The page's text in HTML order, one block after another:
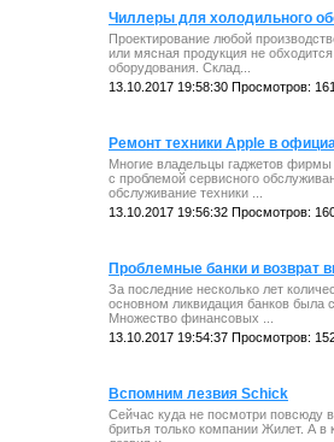
Чиллеры для холодильного
Проектирование любой
или мясная продукция не
оборудования. Склад...
13.10.2017 19:58:30 Просмотров:
Ремонт техники Apple в
Многие владельцы гаджетов фирмы
с проблемой сервисного
обслуживание техники ...
13.10.2017 19:56:32 Просмотров:
Проблемные банки и возврат
За последние несколько лет
основном ликвидация банков была
Множество финансовых ...
13.10.2017 19:54:37 Просмотров:
Вспомним лезвия Schick
Сейчас куда не посмотри повсюду
бритья только компании Жилет. А в